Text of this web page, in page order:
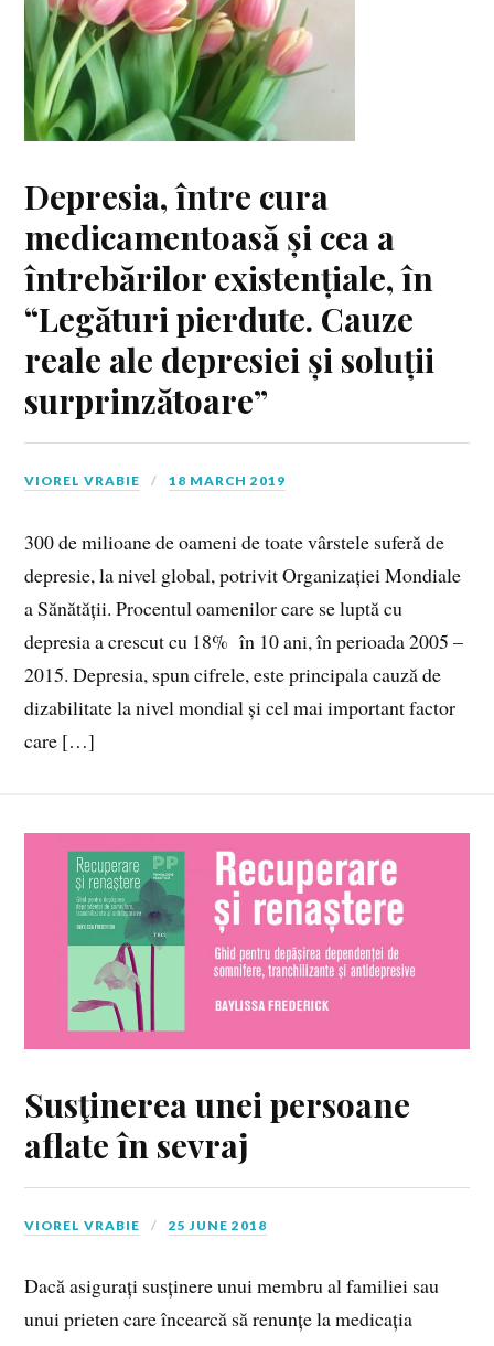
Depresia, între cura
medicamentoasă și cea a
întrebărilor existențiale, în
“Legături pierdute. Cauze
reale ale depresiei și soluții
surprinzătoare”
VIOREL VRABIE 18 MARCH 2019
300 de milioane de oameni de toate vârstele suferă de
depresie, la nivel global, potrivit Organizației Mondiale
a Sănătății. Procentul oamenilor care se luptă cu
depresia a crescut cu 18% în 10 ani, în perioada 2005 –
2015. Depresia, spun cifrele, este principala cauză de
dizabilitate la nivel mondial și cel mai important factor
care […]
Susţinerea unei persoane
aflate în sevraj
VIOREL VRABIE 25 JUNE 2018
Dacă asigurați susținere unui membru al familiei sau
unui prieten care încearcă să renunțe la medicația